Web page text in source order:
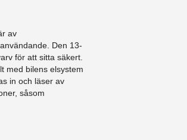
av
Den 13-
för att sitta säkert.
med bilens elsystem
in och läser av
såsom